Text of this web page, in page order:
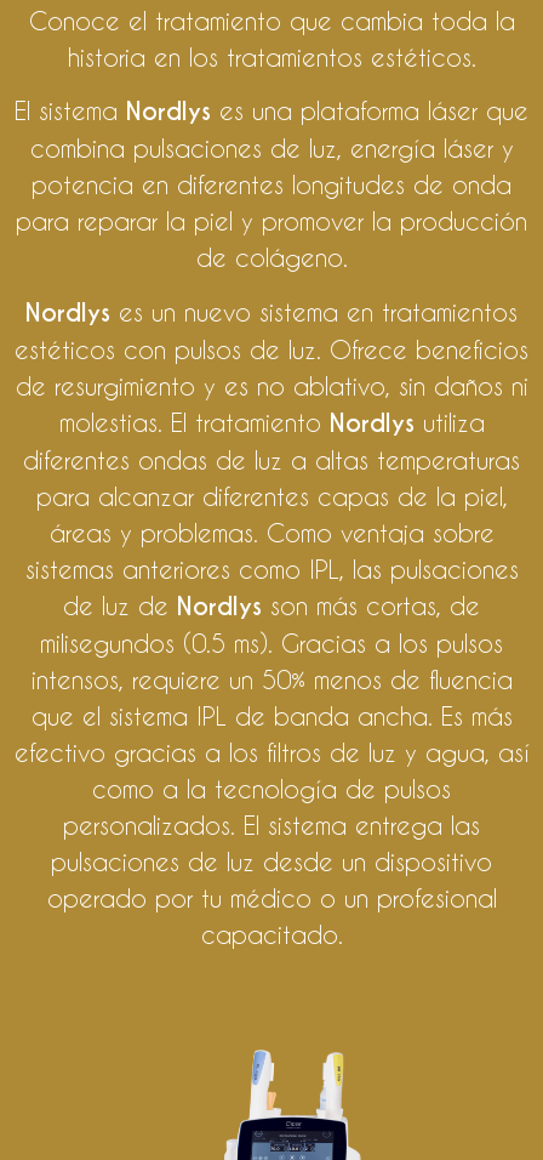
Conoce el tratamiento que cambia toda la
historia en los tratamientos estéticos.
El sistema Nordlys es una plataforma láser que
combina pulsaciones de luz, energía láser y
potencia en diferentes longitudes de onda
para reparar la piel y promover la producción
de colágeno.
Nordlys es un nuevo sistema en tratamientos
estéticos con pulsos de luz. Ofrece beneficios
de resurgimiento y es no ablativo, sin daños ni
molestias. El tratamiento Nordlys utiliza
diferentes ondas de luz a altas temperaturas
para alcanzar diferentes capas de la piel,
áreas y problemas. Como ventaja sobre
sistemas anteriores como IPL, las pulsaciones
de luz de Nordlys son más cortas, de
milisegundos (0.5 ms). Gracias a los pulsos
intensos, requiere un 50% menos de fluencia
que el sistema IPL de banda ancha. Es más
efectivo gracias a los filtros de luz y agua, así
como a la tecnología de pulsos
personalizados. El sistema entrega las
pulsaciones de luz desde un dispositivo
operado por tu médico o un profesional
capacitado.